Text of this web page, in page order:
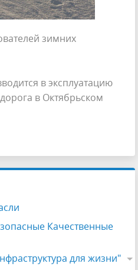
зимних
в эксплуатацию
в Октябрьском
Качественные
для жизни"